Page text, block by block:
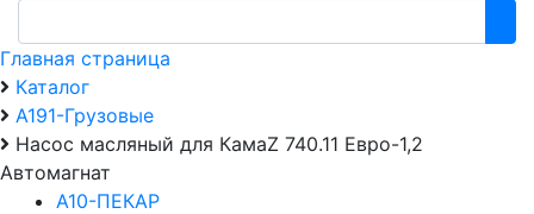
Главная страница
Каталог
А191-Грузовые
Насос масляный для КамаZ 740.11 Евро-1,2
Автомагнат
А10-ПЕКАР